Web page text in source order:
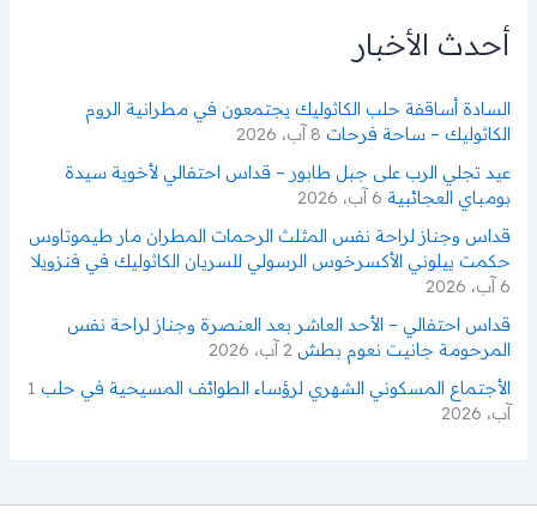
ن
أحدث الأخبار
السادة أساقفة حلب الكاثوليك يجتمعون في مطرانية الروم
الكاثوليك – ساحة فرحات 8 آب، 2026
عيد تجلي الرب على جبل طابور – قداس احتفالي لأخوية سيدة
بومباي العجائبية 6 آب، 2026
قداس وجناز لراحة نفس المثلث الرحمات المطران مار طيموتاوس
حكمت ييلوني الأكسرخوس الرسولي للسريان الكاثوليك في فنزويلا
6 آب، 2026
قداس احتفالي – الأحد العاشر بعد العنصرة وجناز لراحة نفس
المرحومة جانيت نعوم بطش 2 آب، 2026
الأجتماع المسكوني الشهري لرؤساء الطوائف المسيحية في حلب 1
آب، 2026